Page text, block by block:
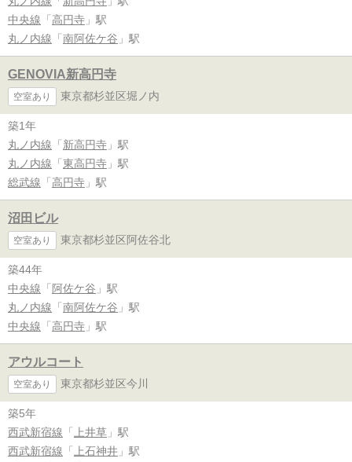
中央線 「 高円寺 」駅
丸ノ内線 「 南阿佐ケ谷 」駅
GENOVIA新高円寺
空室あり 東京都杉並区堀ノ内
築1年
丸ノ内線 「 新高円寺 」駅
丸ノ内線 「 東高円寺 」駅
総武線 「 高円寺 」駅
沼田ビル
空室あり 東京都杉並区阿佐谷北
築44年
中央線 「 阿佐ケ谷 」駅
丸ノ内線 「 南阿佐ケ谷 」駅
中央線 「 高円寺 」駅
アウルコート
空室あり 東京都杉並区今川
築5年
西武新宿線 「 上井草 」駅
西武新宿線 「 上石神井 」駅